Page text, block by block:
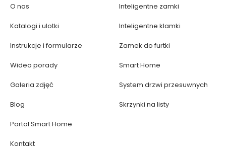
O nas
Katalogi i ulotki
Instrukcje i formularze
Wideo porady
Galeria zdjęć
Blog
Portal Smart Home
Kontakt
Inteligentne zamki
Inteligentne klamki
Zamek do furtki
Smart Home
System drzwi przesuwnych
Skrzynki na listy